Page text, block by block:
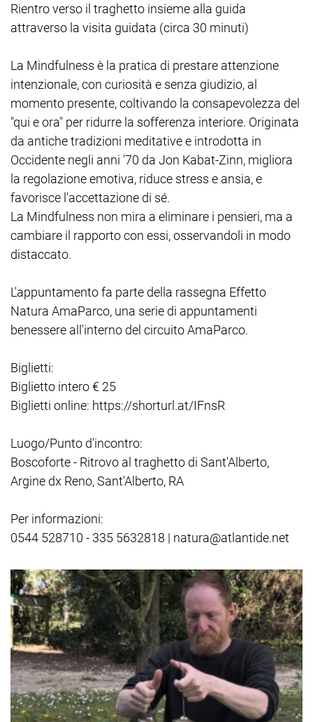
Rientro verso il traghetto insieme alla guida
attraverso la visita guidata (circa 30 minuti)
La Mindfulness è la pratica di prestare attenzione
intenzionale, con curiosità e senza giudizio, al
momento presente, coltivando la consapevolezza del
"qui e ora" per ridurre la sofferenza interiore. Originata
da antiche tradizioni meditative e introdotta in
Occidente negli anni '70 da Jon Kabat-Zinn, migliora
la regolazione emotiva, riduce stress e ansia, e
favorisce l'accettazione di sé.
La Mindfulness non mira a eliminare i pensieri, ma a
cambiare il rapporto con essi, osservandoli in modo
distaccato.
L'appuntamento fa parte della rassegna Effetto
Natura AmaParco, una serie di appuntamenti
benessere all'interno del circuito AmaParco.
Biglietti:
Biglietto intero € 25
Biglietti online: https://shorturl.at/IFnsR
Luogo/Punto d'incontro:
Boscoforte - Ritrovo al traghetto di Sant'Alberto,
Argine dx Reno, Sant'Alberto, RA
Per informazioni:
0544 528710 - 335 5632818 | natura@atlantide.net